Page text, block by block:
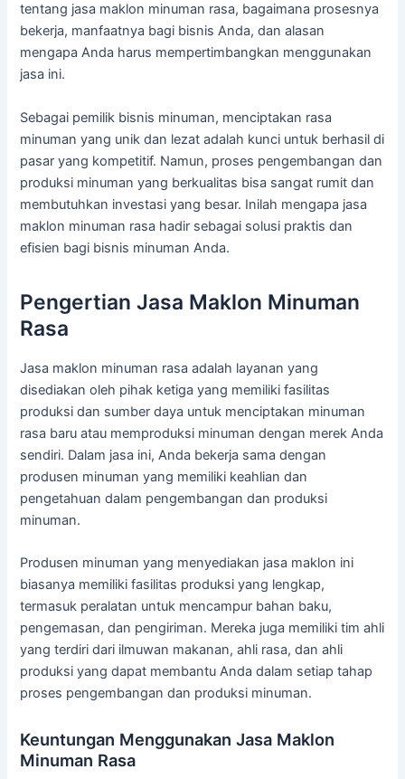
tentang jasa maklon minuman rasa, bagaimana prosesnya
bekerja, manfaatnya bagi bisnis Anda, dan alasan
mengapa Anda harus mempertimbangkan menggunakan
jasa ini.
Sebagai pemilik bisnis minuman, menciptakan rasa
minuman yang unik dan lezat adalah kunci untuk berhasil di
pasar yang kompetitif. Namun, proses pengembangan dan
produksi minuman yang berkualitas bisa sangat rumit dan
membutuhkan investasi yang besar. Inilah mengapa jasa
maklon minuman rasa hadir sebagai solusi praktis dan
efisien bagi bisnis minuman Anda.
Pengertian Jasa Maklon Minuman
Rasa
Jasa maklon minuman rasa adalah layanan yang
disediakan oleh pihak ketiga yang memiliki fasilitas
produksi dan sumber daya untuk menciptakan minuman
rasa baru atau memproduksi minuman dengan merek Anda
sendiri. Dalam jasa ini, Anda bekerja sama dengan
produsen minuman yang memiliki keahlian dan
pengetahuan dalam pengembangan dan produksi
minuman.
Produsen minuman yang menyediakan jasa maklon ini
biasanya memiliki fasilitas produksi yang lengkap,
termasuk peralatan untuk mencampur bahan baku,
pengemasan, dan pengiriman. Mereka juga memiliki tim ahli
yang terdiri dari ilmuwan makanan, ahli rasa, dan ahli
produksi yang dapat membantu Anda dalam setiap tahap
proses pengembangan dan produksi minuman.
Keuntungan Menggunakan Jasa Maklon
Minuman Rasa